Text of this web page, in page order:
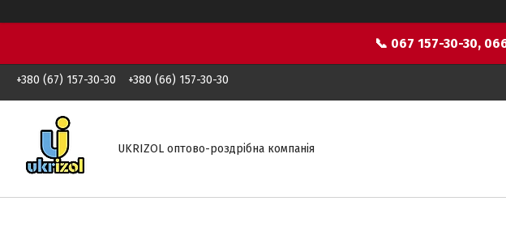
📞 067 157-30-30,
+380 (67) 157-30-30 +380 (66) 157-30-30
UKRIZOL оптово-роздрібна компанія